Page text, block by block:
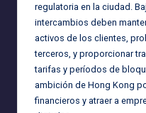
regulatoria en la ciudad.
intercambios deben
activos de los clientes,
terceros, y proporcionar
tarifas y períodos de
ambición de Hong Kong
financieros y atraer a